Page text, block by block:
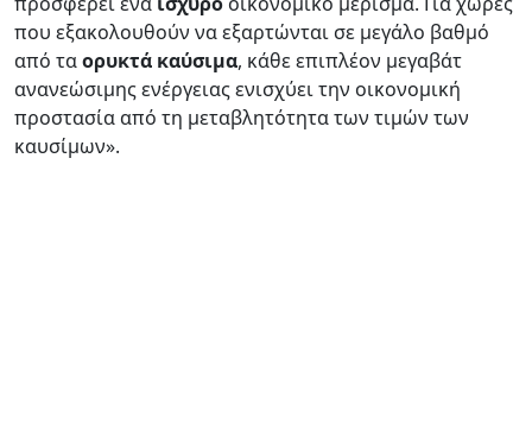
που εξακολουθούν να εξαρτώνται σε μεγάλο βαθμό
από ταορυκτά καύσιμα, κάθε επιπλέον μεγαβάτ
ανανεώσιμης ενέργειας ενισχύει την οικονομική
προστασία από τη μεταβλητότητα των τιμών των
καυσίμων».